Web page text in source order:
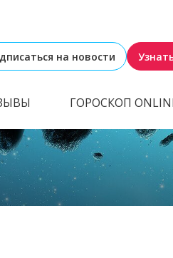
на новости
ГОРОСКОП